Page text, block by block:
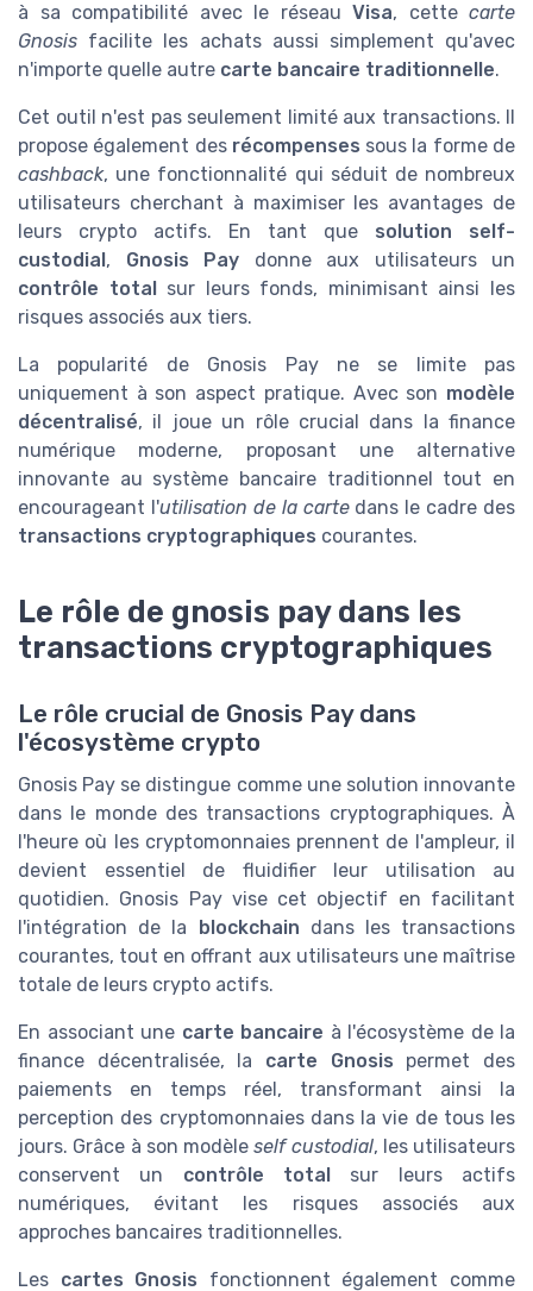
à sa compatibilité avec le réseau Visa, cette carte
Gnosis facilite les achats aussi simplement qu'avec
n'importe quelle autre carte bancaire traditionnelle.
Cet outil n'est pas seulement limité aux transactions. Il
propose également des récompenses sous la forme de
cashback, une fonctionnalité qui séduit de nombreux
utilisateurs cherchant à maximiser les avantages de
leurs crypto actifs. En tant que solution self-
custodial, Gnosis Pay donne aux utilisateurs un
contrôle totalsur leurs fonds, minimisant ainsi les
risques associés aux tiers.
La popularité de Gnosis Pay ne se limite pas
uniquement à son aspect pratique. Avec son modèle
décentralisé, il joue un rôle crucial dans la finance
numérique moderne, proposant une alternative
innovante au système bancaire traditionnel tout en
encourageant l'utilisation de la cartedans le cadre des
transactions cryptographiques courantes.
Le rôle de gnosis pay dans les
transactions cryptographiques
Le rôle crucial de Gnosis Pay dans
l'écosystème crypto
Gnosis Pay se distingue comme une solution innovante
dans le monde des transactions cryptographiques. À
l'heure où les cryptomonnaies prennent de l'ampleur, il
devient essentiel de fluidifier leur utilisation au
quotidien. Gnosis Pay vise cet objectif en facilitant
l'intégration de la blockchain dans les transactions
courantes, tout en offrant aux utilisateurs une maîtrise
totale de leurs crypto actifs.
En associant une carte bancaire à l'écosystème de la
finance décentralisée, la carte Gnosis permet des
paiements en temps réel, transformant ainsi la
perception des cryptomonnaies dans la vie de tous les
jours. Grâce à son modèleself custodial, les utilisateurs
conservent un contrôle total sur leurs actifs
numériques, évitant les risques associés aux
approches bancaires traditionnelles.
Les cartes Gnosis fonctionnent également comme